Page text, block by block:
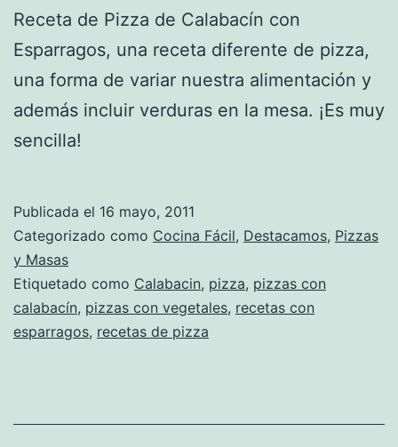
Receta de Pizza de Calabacín con
Esparragos, una receta diferente de pizza,
una forma de variar nuestra alimentación y
además incluir verduras en la mesa. ¡Es muy
sencilla!
Publicada el 16 mayo, 2011
Categorizado como Cocina Fácil, Destacamos, Pizzas
y Masas
Etiquetado como Calabacin, pizza, pizzas con
calabacín, pizzas con vegetales, recetas con
esparragos, recetas de pizza